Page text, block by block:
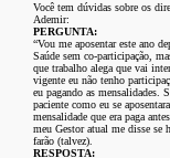
Você tem dúvidas sobre os
Ademir:
PERGUNTA:
“Vou me aposentar este ano
Saúde sem co-participação,
que trabalho alega que vai
vigente eu não tenho
eu pagando as mensalidades.
paciente como eu se
mensalidade que era paga
meu Gestor atual me disse se
farão (talvez).
RESPOSTA: